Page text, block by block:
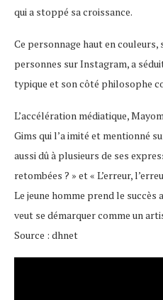
qui a stoppé sa croissance.
Ce personnage haut en couleurs,
personnes sur Instagram, a
typique et son côté philosophe
L’accélération médiatique,
Gims qui l’a imité et mentionné
aussi dû à plusieurs de ses
retombées ? » et « L’erreur,
Le jeune homme prend le succès
veut se démarquer comme un
Source : dhnet